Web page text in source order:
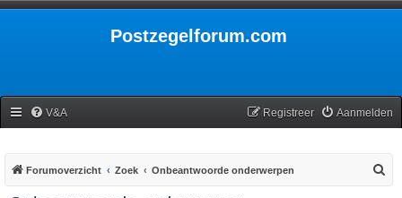
Postzegelforum.com
V&A Aanmelden
Registreer
Forumoverzicht Zoek Onbeantwoorde onderwerpen